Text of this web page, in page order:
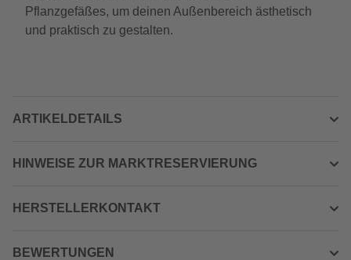
Pflanzgefäßes, um deinen Außenbereich ästhetisch
und praktisch zu gestalten.
ARTIKELDETAILS
HINWEISE ZUR MARKTRESERVIERUNG
HERSTELLERKONTAKT
BEWERTUNGEN